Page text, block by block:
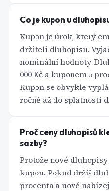
Co je kupon u
Kupon je úrok, který
držiteli dluhopisu.
nominální hodnoty.
000 Kč a kuponem 5
Kupon se obvykle
ročně až do splatnosti
Proč ceny dluhopisů
sazby?
Protože nové
kupon. Pokud držíš
procenta a nové